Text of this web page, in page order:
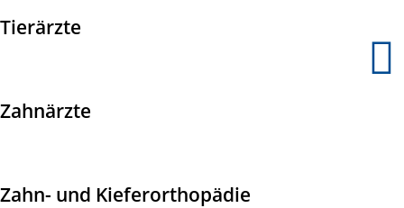
Tierärzte
Zahnärzte
Zahn- und Kieferorthopädie